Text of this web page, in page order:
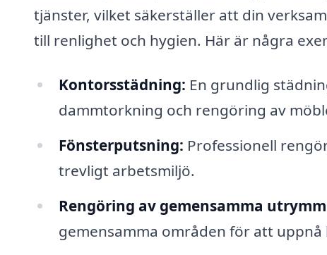
tjänster, vilket säkerställer att din
till renlighet och hygien. Här är några
Kontorsstädning: En grundlig
dammtorkning och rengöring av
Fönsterputsning: Professionell
trevligt arbetsmiljö.
Rengöring av gemensamma
gemensamma områden för att